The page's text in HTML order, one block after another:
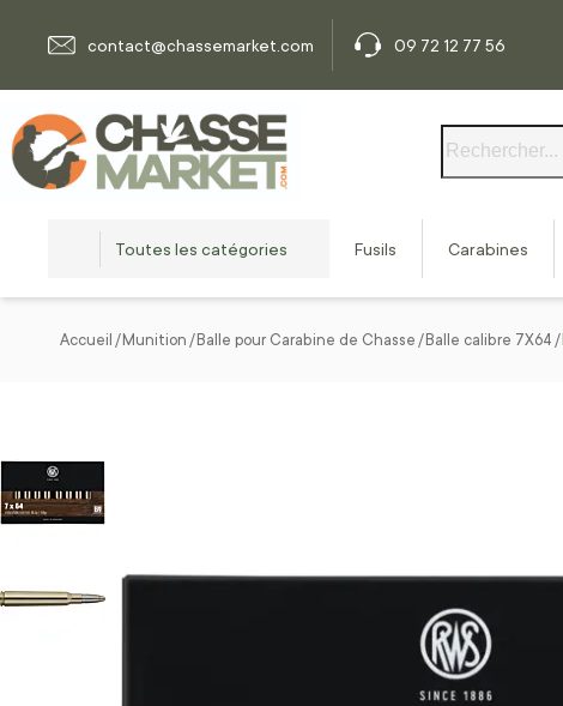
contact@chassemarket.com
09 72 12 77 56
Toutes les catégories Fusils Carabines
Accueil Munition Balle pour Carabine de Chasse Balle calibre 7X64